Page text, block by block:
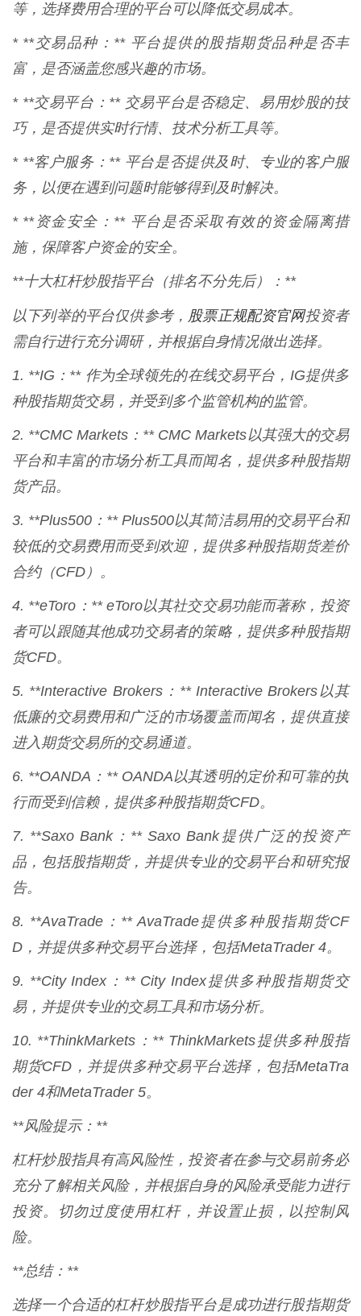
等，选择费用合理的平台可以降低交易成本。
* **交易品种：** 平台提供的股指期货品种是否丰
富，是否涵盖您感兴趣的市场。
* **交易平台：** 交易平台是否稳定、易用炒股的技
巧，是否提供实时行情、技术分析工具等。
* **客户服务：** 平台是否提供及时、专业的客户服
务，以便在遇到问题时能够得到及时解决。
* **资金安全：** 平台是否采取有效的资金隔离措
施，保障客户资金的安全。
**十大杠杆炒股指平台（排名不分先后）：**
以下列举的平台仅供参考， 股票正规配资官网投资者
需自行进行充分调研，并根据自身情况做出选择。
1. **IG：** 作为全球领先的在线交易平台，IG提供多
种股指期货交易，并受到多个监管机构的监管。
2. **CMC Markets：** CMC Markets以其强大的交易
平台和丰富的市场分析工具而闻名，提供多种股指期
货产品。
3. **Plus500：** Plus500以其简洁易用的交易平台和
较低的交易费用而受到欢迎，提供多种股指期货差价
合约（CFD）。
4. **eToro：** eToro以其社交交易功能而著称，投资
者可以跟随其他成功交易者的策略，提供多种股指期
货CFD。
5. **Interactive Brokers：** Interactive Brokers以其
低廉的交易费用和广泛的市场覆盖而闻名，提供直接
进入期货交易所的交易通道。
6. **OANDA：** OANDA以其透明的定价和可靠的执
行而受到信赖，提供多种股指期货CFD。
7. **Saxo Bank：** Saxo Bank提供广泛的投资产
品，包括股指期货，并提供专业的交易平台和研究报
告。
8. **AvaTrade：** AvaTrade提供多种股指期货CF
D，并提供多种交易平台选择，包括MetaTrader 4。
9. **City Index：** City Index提供多种股指期货交
易，并提供专业的交易工具和市场分析。
10. **ThinkMarkets：** ThinkMarkets提供多种股指
期货CFD，并提供多种交易平台选择，包括MetaTra
der 4和MetaTrader 5。
**风险提示：**
杠杆炒股指具有高风险性，投资者在参与交易前务必
充分了解相关风险，并根据自身的风险承受能力进行
投资。切勿过度使用杠杆，并设置止损，以控制风
险。
**总结：**
选择一个合适的杠杆炒股指平台是成功进行股指期货